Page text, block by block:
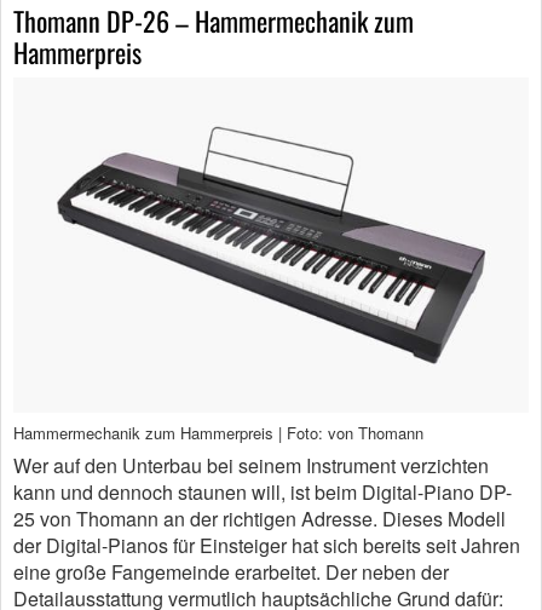
Thomann DP-26 – Hammermechanik zum
Hammerpreis
Hammermechanik zum Hammerpreis | Foto: von Thomann
Wer auf den Unterbau bei seinem Instrument verzichten
kann und dennoch staunen will, ist beim Digital-Piano DP-
25 von Thomann an der richtigen Adresse. Dieses Modell
der Digital-Pianos für Einsteiger hat sich bereits seit Jahren
eine große Fangemeinde erarbeitet. Der neben der
Detailausstattung vermutlich hauptsächliche Grund dafür: